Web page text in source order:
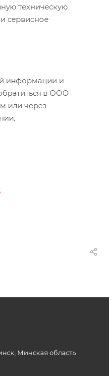
техническую
сервисное
информации и
в ООО
или через
Минская область